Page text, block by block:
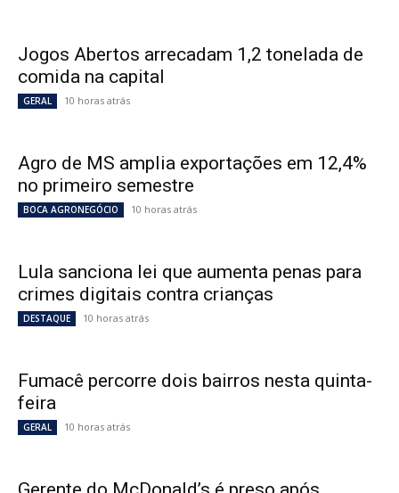
Jogos Abertos arrecadam 1,2 tonelada de
comida na capital
GERAL 10 horas atrás
Agro de MS amplia exportações em 12,4%
no primeiro semestre
BOCA AGRONEGÓCIO 10 horas atrás
Lula sanciona lei que aumenta penas para
crimes digitais contra crianças
DESTAQUE 10 horas atrás
Fumacê percorre dois bairros nesta quinta-
feira
GERAL 10 horas atrás